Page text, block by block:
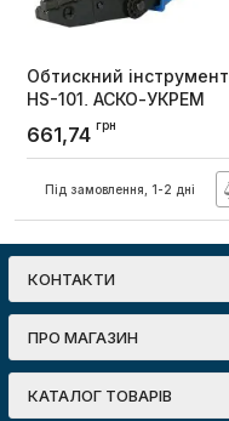
Обтискний інструмент
HS-101, АСКО-УКРЕМ
Артикул: A0170010126
661,74 грн
Під замовлення, 1-2 дні
КОНТАКТИ
ПРО МАГАЗИН
КАТАЛОГ ТОВАРІВ